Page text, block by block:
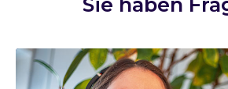
Sie haben